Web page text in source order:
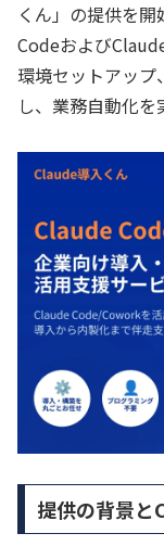
くん」の提供を
Codeおよび
環境セットアップ
し、業務自動化を
提供の背景